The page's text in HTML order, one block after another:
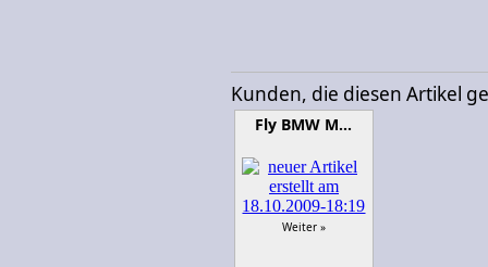
Kunden, die diesen Artikel
Fly BMW M…
Weiter »